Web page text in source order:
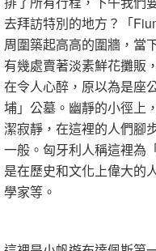
去拜訪特別的地方？「
周圍築起高高的圍牆，當
有幾處賣著淡素鮮花攤販
在令人心醉，原以為是座
埔」公墓。幽靜的小徑上
潔寂靜，在這裡的人們腳
一般。匈牙利人稱這裡為
是在歷史和文化上偉大的
學家等。